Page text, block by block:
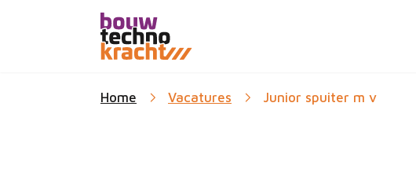
Home Vacatures Junior spuiter m v